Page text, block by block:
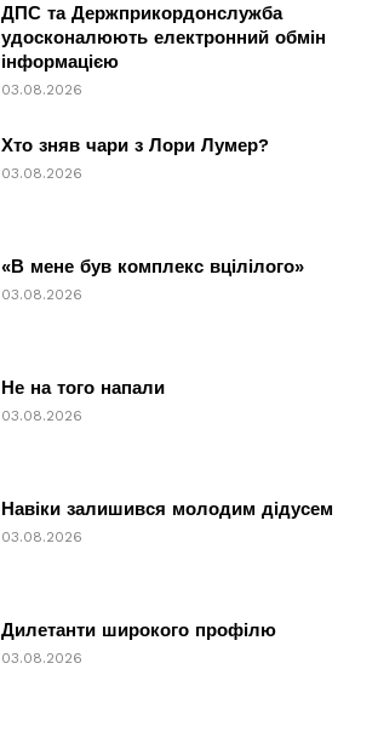
ДПС та Держприкордонслужба
удосконалюють електронний обмін
інформацією
03.08.2026
Хто зняв чари з Лори Лумер?
03.08.2026
«В мене був комплекс вцілілого»
03.08.2026
Не на того напали
03.08.2026
Навіки залишився молодим дідусем
03.08.2026
Дилетанти широкого профілю
03.08.2026